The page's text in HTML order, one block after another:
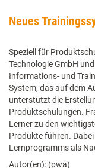
Neues
Speziell für
Technologie GmbH
Informations- und
System, das auf dem
unterstützt die
Produktschulungen.
Lerner zu den
Produkte führen.
Lernprogramms als
Autor(en): (pwa)